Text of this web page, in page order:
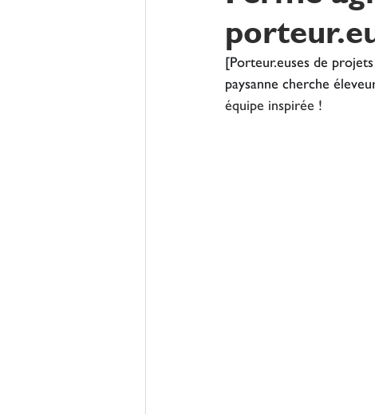
[Porteur.euses de
paysanne cherche
équipe inspirée !